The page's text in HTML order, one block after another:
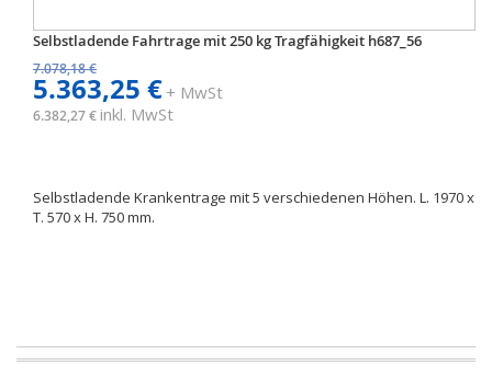
Selbstladende Fahrtrage mit 250 kg Tragfähigkeit h687_56
7.078,18 €
5.363,25 €+ MwSt
6.382,27 € inkl. MwSt
Selbstladende Krankentrage mit 5 verschiedenen Höhen. L. 1970 x
T. 570 x H. 750 mm.